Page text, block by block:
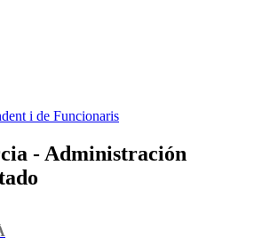
i de Funcionaris
- Administración